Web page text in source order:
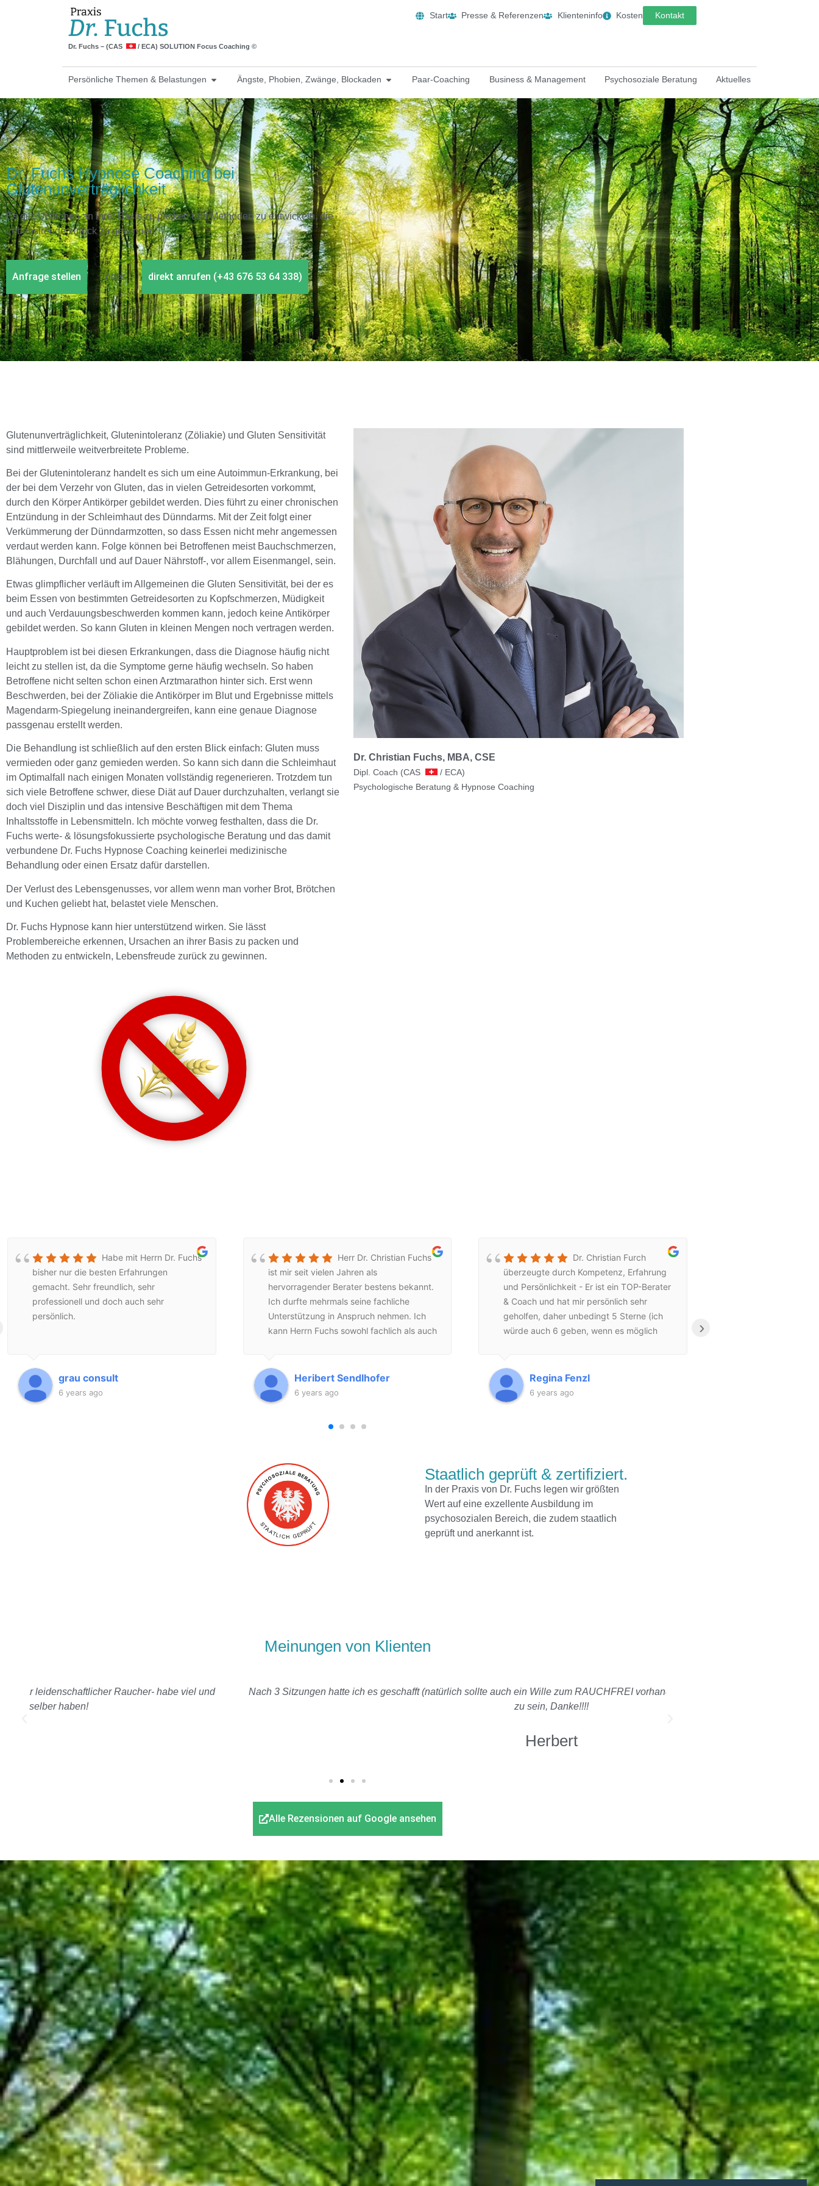
Dr. Fuchs – (CAS / ECA) SOLUTION Focus Coaching ©
Start Presse & Referenzen Klienteninfo Kosten Kontakt
Persönliche Themen & Belastungen Ängste, Phobien, Zwänge, Blockaden Paar-Coaching Business & Management Psychosoziale Beratung Aktuelles
Dr. Fuchs Hypnose Coaching bei
Glutenunverträglichkeit
Es gilt, Ursachen an ihrer Basis zu packen und Methoden zu entwickeln, die
Lebensfreude zurück zu gewinnen.
Anfrage stellen oder direkt anrufen (+43 676 53 64 338)
Glutenunverträglichkeit, Glutenintoleranz (Zöliakie) und Gluten Sensitivität
sind mittlerweile weitverbreitete Probleme.
Bei der Glutenintoleranz handelt es sich um eine Autoimmun-Erkrankung, bei
der bei dem Verzehr von Gluten, das in vielen Getreidesorten vorkommt,
durch den Körper Antikörper gebildet werden. Dies führt zu einer chronischen
Entzündung in der Schleimhaut des Dünndarms. Mit der Zeit folgt einer
Verkümmerung der Dünndarmzotten, so dass Essen nicht mehr angemessen
verdaut werden kann. Folge können bei Betroffenen meist Bauchschmerzen,
Blähungen, Durchfall und auf Dauer Nährstoff-, vor allem Eisenmangel, sein.
Etwas glimpflicher verläuft im Allgemeinen die Gluten Sensitivität, bei der es
beim Essen von bestimmten Getreidesorten zu Kopfschmerzen, Müdigkeit
und auch Verdauungsbeschwerden kommen kann, jedoch keine Antikörper
gebildet werden. So kann Gluten in kleinen Mengen noch vertragen werden.
Hauptproblem ist bei diesen Erkrankungen, dass die Diagnose häufig nicht
leicht zu stellen ist, da die Symptome gerne häufig wechseln. So haben
Betroffene nicht selten schon einen Arztmarathon hinter sich. Erst wenn
Beschwerden, bei der Zöliakie die Antikörper im Blut und Ergebnisse mittels
Magendarm-Spiegelung ineinandergreifen, kann eine genaue Diagnose
passgenau erstellt werden.
Die Behandlung ist schließlich auf den ersten Blick einfach: Gluten muss
vermieden oder ganz gemieden werden. So kann sich dann die Schleimhaut
im Optimalfall nach einigen Monaten vollständig regenerieren. Trotzdem tun
sich viele Betroffene schwer, diese Diät auf Dauer durchzuhalten, verlangt sie
doch viel Disziplin und das intensive Beschäftigen mit dem Thema
Inhaltsstoffe in Lebensmitteln. Ich möchte vorweg festhalten, dass die Dr.
Fuchs werte- & lösungsfokussierte psychologische Beratung und das damit
verbundene Dr. Fuchs Hypnose Coaching keinerlei medizinische
Behandlung oder einen Ersatz dafür darstellen.
Der Verlust des Lebensgenusses, vor allem wenn man vorher Brot, Brötchen
und Kuchen geliebt hat, belastet viele Menschen.
Dr. Fuchs Hypnose kann hier unterstützend wirken. Sie lässt
Problembereiche erkennen, Ursachen an ihrer Basis zu packen und
Methoden zu entwickeln, Lebensfreude zurück zu gewinnen.
Dr. Christian Fuchs, MBA, CSE
Dipl. Coach (CAS
/ ECA)
Psychologische Beratung & Hypnose Coaching
Habe mit Herrn Dr. Fuchs
bisher nur die besten Erfahrungen
gemacht. Sehr freundlich, sehr
professionell und doch auch sehr
persönlich.
grau consult
6 years ago
Herr Dr. Christian Fuchs
ist mir seit vielen Jahren als
hervorragender Berater bestens bekannt.
Ich durfte mehrmals seine fachliche
Unterstützung in Anspruch nehmen. Ich
kann Herrn Fuchs sowohl fachlich als auch
Heribert Sendlhofer
6 years ago
Dr. Christian Furch
überzeugte durch Kompetenz, Erfahrung
und Persönlichkeit - Er ist ein TOP-Berater
& Coach und hat mir persönlich sehr
geholfen, daher unbedingt 5 Sterne (ich
würde auch 6 geben, wenn es möglich
Regina Fenzl
6 years ago
›
Staatlich geprüft & zertifiziert.
In der Praxis von Dr. Fuchs legen wir größten
Wert auf eine exzellente Ausbildung im
psychosozialen Bereich, die zudem staatlich
geprüft und anerkannt ist.
Meinungen von Klienten
Nach 3 Sitzungen hatte ich es geschafft (natürlich sollte auch ein Wille zum RAUCHFREI vorhanden sein), durch Hypnose endlich Rauchfrei
Alle Rezensionen auf Google ansehen